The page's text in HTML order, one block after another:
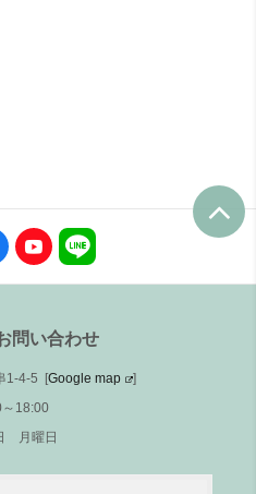
問い合わせ
1-4-5 [Google map
]
18:00
月曜日